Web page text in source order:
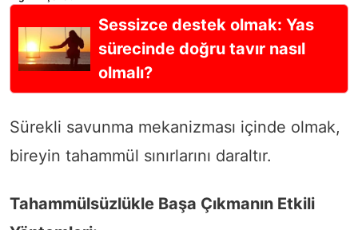
Sessizce destek olmak: Yas
sürecinde doğru tavır nasıl
olmalı?
Sürekli savunma mekanizması içinde olmak,
bireyin tahammül sınırlarını daraltır.
Tahammülsüzlükle Başa Çıkmanın Etkili